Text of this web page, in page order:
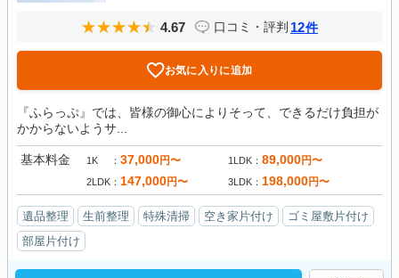
4.67 口コミ・評判 12件
お気に入りに追加
『ふらっぷ』では、皆様の御心によりそって、できるだけ負担が
かからないようサ...
基本料金 1K 37,000円〜 1LDK 89,000円〜
2LDK 147,000円〜 3LDK 198,000円〜
遺品整理 生前整理 特殊清掃 空き家片付け
ゴミ屋敷片付け
部屋片付け